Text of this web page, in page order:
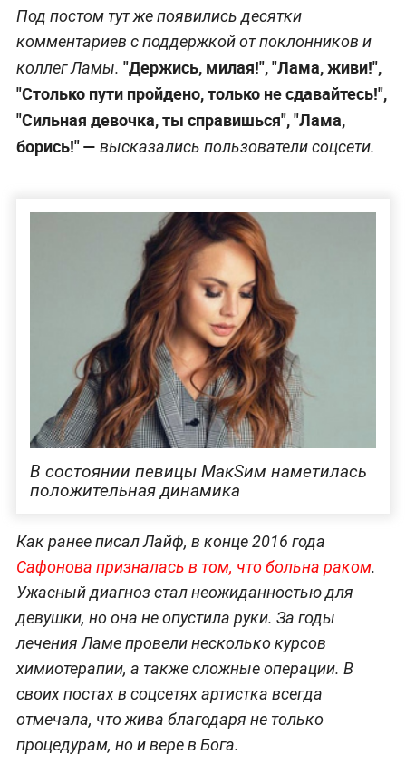
Под постом тут же появились десятки
комментариев с поддержкой от поклонников и
коллег Ламы. "Держись, милая!", "Лама, живи!",
"Столько пути пройдено, только не сдавайтесь!",
"Сильная девочка, ты справишься", "Лама,
борись!" — высказались пользователи соцсети.
В состоянии певицы МакSим наметилась
положительная динамика
Как ранее писал Лайф, в конце 2016 года
Сафонова призналась в том, что больна раком.
Ужасный диагноз стал неожиданностью для
девушки, но она не опустила руки. За годы
лечения Ламе провели несколько курсов
химиотерапии, а также сложные операции. В
своих постах в соцсетях артистка всегда
отмечала, что жива благодаря не только
процедурам, но и вере в Бога.